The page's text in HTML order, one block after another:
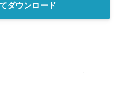
ダウンロード